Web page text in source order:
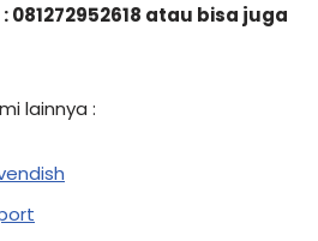
081272952618 atau bisa juga
lainnya :